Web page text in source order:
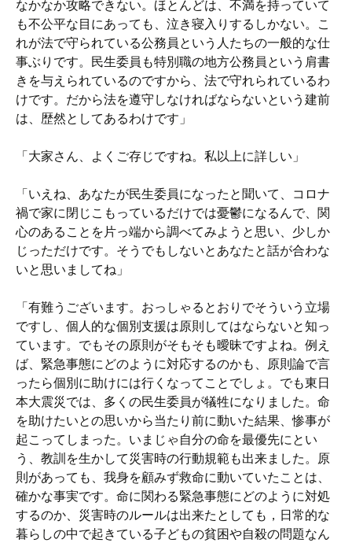
なかなか攻略できない。ほとんどは、不満を持っていて
も不公平な目にあっても、泣き寝入りするしかない。こ
れが法で守られている公務員という人たちの一般的な仕
事ぶりです。民生委員も特別職の地方公務員という肩書
きを与えられているのですから、法で守れられているわ
けです。だから法を遵守しなければならないという建前
は、歴然としてあるわけです」
「大家さん、よくご存じですね。私以上に詳しい」
「いえね、あなたが民生委員になったと聞いて、コロナ
禍で家に閉じこもっているだけでは憂鬱になるんで、関
心のあることを片っ端から調べてみようと思い、少しか
じっただけです。そうでもしないとあなたと話が合わな
いと思いましてね」
「有難うございます。おっしゃるとおりでそういう立場
ですし、個人的な個別支援は原則してはならないと知っ
ています。でもその原則がそもそも曖昧ですよね。例え
ば、緊急事態にどのように対応するのかも、原則論で言
ったら個別に助けには行くなってことでしょ。でも東日
本大震災では、多くの民生委員が犠牲になりました。命
を助けたいとの思いから当たり前に動いた結果、惨事が
起こってしまった。いまじゃ自分の命を最優先にとい
う、教訓を生かして災害時の行動規範も出来ました。原
則があっても、我身を顧みず救命に動いていたことは、
確かな事実です。命に関わる緊急事態にどのように対処
するのか、災害時のルールは出来たとしても，日常的な
暮らしの中で起きている子どもの貧困や自殺の問題なん